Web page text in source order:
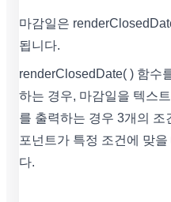
마감일은
됩니다.
renderClosedDate( ) 함수
하는 경우, 마감일을 텍스
를 출력하는 경우 3개의 조
포넌트가 특정 조건에 맞
다.